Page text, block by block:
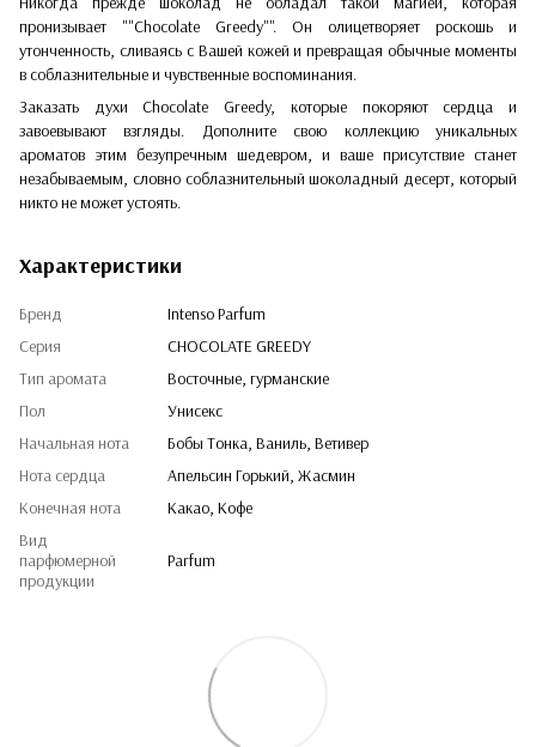
пронизывает ""Chocolate Greedy"". Он олицетворяет роскошь и
утонченность, сливаясь с Вашей кожей и превращая обычные моменты
в соблазнительные и чувственные воспоминания.
Заказать духи Chocolate Greedy, которые покоряют сердца и
завоевывают взгляды. Дополните свою коллекцию уникальных
ароматов этим безупречным шедевром, и ваше присутствие станет
незабываемым, словно соблазнительный шоколадный десерт, который
никто не может устоять.
Характеристики
Бренд
Intenso Parfum
Серия
CHOCOLATE GREEDY
Тип аромата
Восточные, гурманские
Пол
Унисекс
Начальная нота
Бобы Тонка, Ваниль, Ветивер
Нота сердца
Апельсин Горький, Жасмин
Конечная нота
Какао, Кофе
Вид
парфюмерной
продукции
Parfum